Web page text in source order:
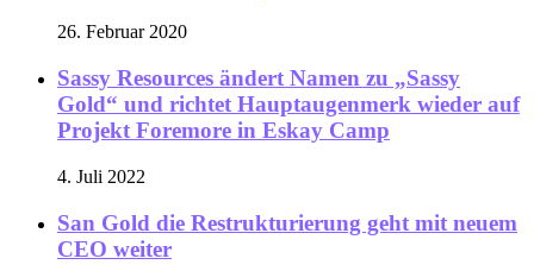
26. Februar 2020
Sassy Resources ändert Namen zu „Sassy
Gold“ und richtet Hauptaugenmerk wieder auf
Projekt Foremore in Eskay Camp
4. Juli 2022
San Gold die Restrukturierung geht mit neuem
CEO weiter